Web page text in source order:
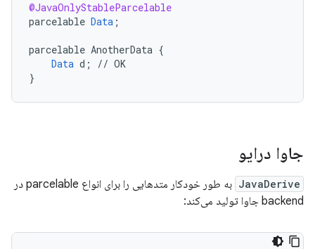
@JavaOnlyStableParcelable
parcelable Data ;
parcelable AnotherData {
Data d ; // OK
}
جاوا درایو
JavaDerive
به طور خودکار متدهایی را برای انواع parcelable در
backend جاوا تولید می‌کند: